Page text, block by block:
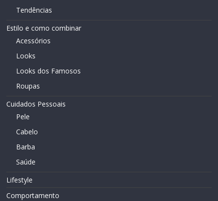
Tendências
Estilo e como combinar
Acessórios
Looks
Looks dos Famosos
Roupas
Cuidados Pessoais
Pele
Cabelo
Barba
Saúde
Lifestyle
Comportamento